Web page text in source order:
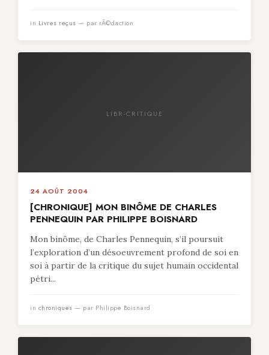
in Livres reçus — par rÃ©daction
LIBR-CRITIQUE
24 AOÛT 2004
[CHRONIQUE] MON BINÔME DE CHARLES
PENNEQUIN PAR PHILIPPE BOISNARD
Mon binôme, de Charles Pennequin, s’il poursuit
l’exploration d’un désoeuvrement profond de soi en
soi à partir de la critique du sujet humain occidental
pétri...
in chroniques — par Philippe Boisnard